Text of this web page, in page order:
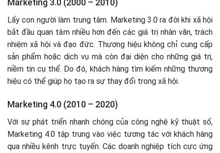
Marketing 3.0 (2000 – 2010)
Lấy con người làm trung tâm. Marketing 3.0 ra đời khi xã hội
bắt đầu quan tâm nhiều hơn đến các giá trị nhân văn, trách
nhiệm xã hội và đạo đức. Thương hiệu không chỉ cung cấp
sản phẩm hoặc dịch vụ mà còn đại diện cho những giá trị,
niềm tin cụ thể. Do đó, khách hàng tìm kiếm những thương
hiệu có thể giúp họ tạo ra sự thay đổi trong xã hội.
Marketing 4.0 (2010 – 2020)
Với sự phát triển nhanh chóng của công nghệ kỹ thuật số,
Marketing 4.0 tập trung vào việc tương tác với khách hàng
qua nhiều kênh trực tuyến. Các doanh nghiệp tích cực ứng